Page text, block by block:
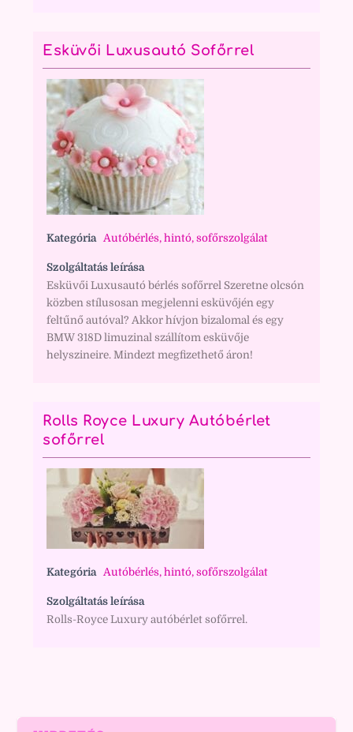
Esküvői Luxusautó Sofőrrel
Kategória Autóbérlés, hintó, sofőrszolgálat
Szolgáltatás leírása
Esküvői Luxusautó bérlés sofőrrel Szeretne olcsón
közben stílusosan megjelenni esküvőjén egy
feltűnő autóval? Akkor hívjon bizalomal és egy
BMW 318D limuzinal szállítom esküvője
helyszineire. Mindezt megfizethető áron!
Rolls Royce Luxury Autóbérlet
sofőrrel
Kategória Autóbérlés, hintó, sofőrszolgálat
Szolgáltatás leírása
Rolls-Royce Luxury autóbérlet sofőrrel.